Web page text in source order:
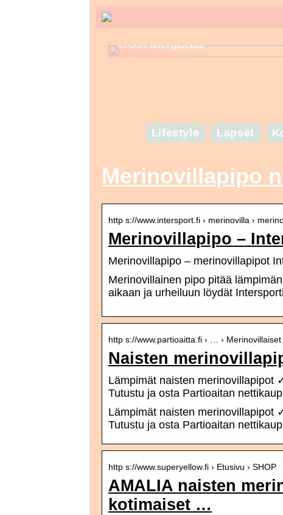
eroon allergioista!
Lifestyle Lapset
Merinovillapipo
http s://www.intersport.fi › merinovilla ›
Merinovillapipo –
Merinovillapipo – merinovillapipot
Merinovillainen pipo pitää
aikaan ja urheiluun löydät
http s://www.partioaitta.fi › … ›
Naisten
Lämpimät naisten
Tutustu ja osta Partioaitan
Lämpimät naisten
Tutustu ja osta Partioaitan
http s://www.superyellow.fi › Etusivu › SHOP
AMALIA naisten
kotimaiset …